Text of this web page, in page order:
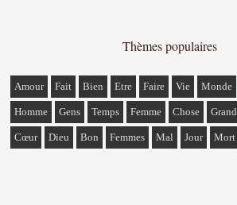
Thèmes populaires
Amour Fait Bien Etre Faire Vie Monde
Homme Gens Temps Femme Chose Grand
Cœur Dieu Bon Femmes Mal Jour Mort